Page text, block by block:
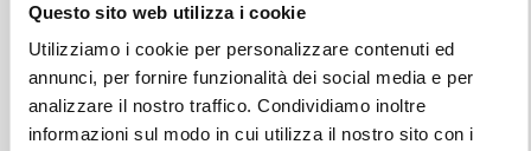
Questo sito web utilizza i cookie
Utilizziamo i cookie per personalizzare contenuti ed
annunci, per fornire funzionalità dei social media e per
analizzare il nostro traffico. Condividiamo inoltre
informazioni sul modo in cui utilizza il nostro sito con i